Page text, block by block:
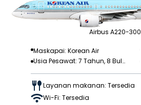
Airbus A220-300
Maskapai: Korean Air
Usia Pesawat: 7 Tahun, 8 Bula
n
Layanan makanan: Tersedia
Wi-Fi: Tersedia